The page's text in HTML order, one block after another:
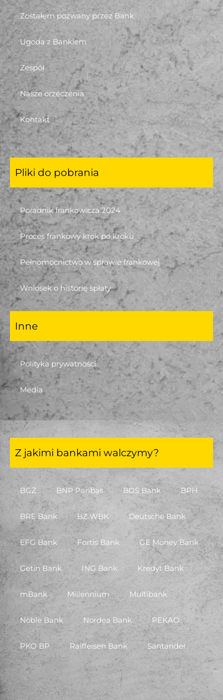
Zostałem pozwany przez Bank
Ugoda z Bankiem
Zespół
Nasze orzeczenia
Kontakt
Pliki do pobrania
Poradnik frankowicza 2024
Proces frankowy krok po kroku
Pełnomocnictwo w sprawie frankowej
Wniosek o historię spłaty
Inne
Polityka prywatności
Media
Z jakimi bankami walczymy?
BGŻ BNP Paribas BOŚ Bank BPH
BRE Bank BZ WBK Deutsche Bank
EFG Bank Fortis Bank GE Money Bank
Getin Bank ING Bank Kredyt Bank
mBank Millennium Multibank
Noble Bank Nordea Bank PEKAO
PKO BP Raiffeisen Bank Santander